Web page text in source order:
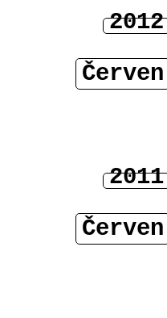
2012
Červen
2011
Červen